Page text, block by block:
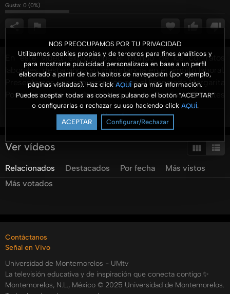
NOS PREOCUPAMOS POR TU PRIVACIDAD
Utilizamos cookies propias y de terceros para fines analíticos y
para mostrarte publicidad personalizada en base a un perfil
elaborado a partir de tus hábitos de navegación (por ejemplo,
páginas visitadas). Haz click AQUÍ para más información.
Puedes aceptar todas las cookies pulsando el botón “ACEPTAR”
o configurarlas o rechazar su uso haciendo click AQUÍ.
ACEPTAR Configurar/Rechazar
Gusta: 0 (0%)
En este video, exploramos el mundo de los contratos
laborales, destacando su importancia en el ámbito laboral.
Presentamos una conversación con el licenciado Margarita
Ponce, experto en derecho, quien explica los diferentes
tipos de contratos laborales: por tiempo determinado, por
tiempo indeterminado y por obra determinada. También
discutimos los elementos esenciales que todo contrato
debe incluir, como la identificación completa del
acordado. Además, el video aborda las prestaciones
laborales obligatorias, como el seguro social y las
derechos y obligaciones antes de firmar un contrato. Para
página de Facebook.
Categorías:
Ver más
Ver vídeos
Relacionados Destacados Por fecha
Más vistos
Más votados
Contáctanos
Señal en Vivo
Universidad de Montemorelos - UMtv
La televisión educativa y de inspiración que conecta contigo.✨
Montemorelos, N.L., México © 2025 Universidad de Montemorelos.